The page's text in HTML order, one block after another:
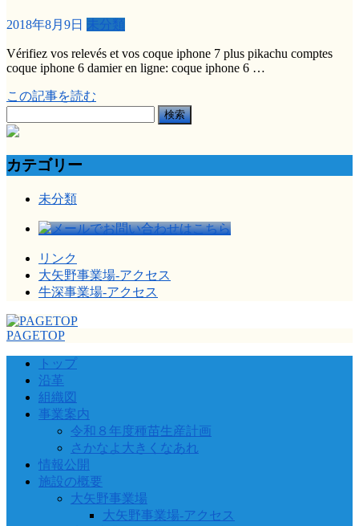
2018年8月9日 未分類
Vérifiez vos relevés et vos coque iphone 7 plus pikachu comptes
coque iphone 6 damier en ligne: coque iphone 6 …
この記事を読む
索:
カテゴリー
未分類
リンク
大矢野事業場-アクセス
牛深事業場-アクセス
PAGETOP
トップ
沿革
組織図
事業案内
令和８年度種苗生産計画
さかなよ大きくなあれ
情報公開
施設の概要
大矢野事業場
大矢野事業場-アクセス